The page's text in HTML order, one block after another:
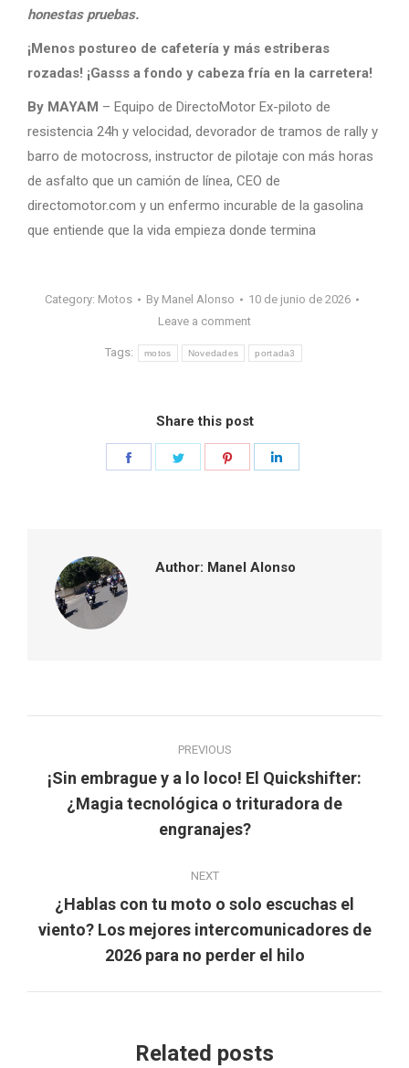
honestas pruebas.
¡Menos postureo de cafetería y más estriberas
rozadas! ¡Gasss a fondo y cabeza fría en la carretera!
By MAYAM – Equipo de DirectoMotor Ex-piloto de
resistencia 24h y velocidad, devorador de tramos de rally y
barro de motocross, instructor de pilotaje con más horas
de asfalto que un camión de línea, CEO de
directomotor.com y un enfermo incurable de la gasolina
que entiende que la vida empieza donde termina
Category: Motos By Manel Alonso
10 de junio de 2026
Leave a comment
Tags: motos Novedades portada3
Share this post
Author: Manel Alonso
navigation
PREVIOUS
Previous
post:
¡Sin embrague y a lo loco! El Quickshifter:
¿Magia tecnológica o trituradora de
engranajes?
NEXT
Next
post:
¿Hablas con tu moto o solo escuchas el
viento? Los mejores intercomunicadores de
2026 para no perder el hilo
Related posts